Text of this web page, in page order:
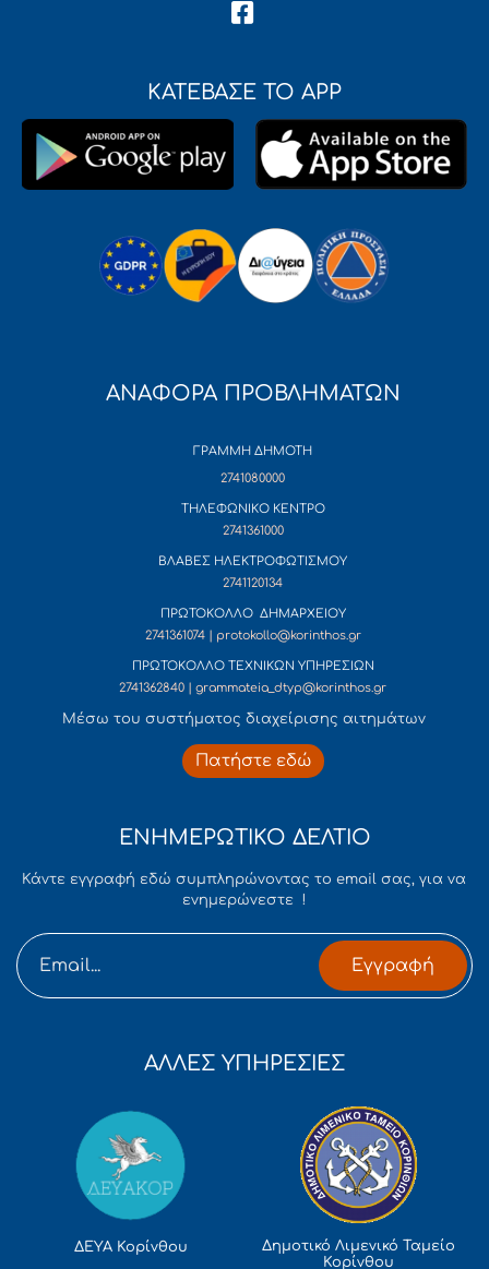
ΚΑΤΕΒΑΣΕ ΤΟ APP
ΑΝΑΦΟΡΑ ΠΡΟΒΛΗΜΑΤΩΝ
ΓΡΑΜΜΗ ΔΗΜΟΤΗ
2741080000
ΤΗΛΕΦΩΝΙΚΟ ΚΕΝΤΡΟ
2741361000
ΒΛΑΒΕΣ ΗΛΕΚΤΡΟΦΩΤΙΣΜΟΥ
2741120134
ΠΡΩΤΟΚΟΛΛΟ ΔΗΜΑΡΧΕΙΟΥ
2741361074 | protokollo@korinthos.gr
ΠΡΩΤΟΚΟΛΛΟ ΤΕΧΝΙΚΩΝ ΥΠΗΡΕΣΙΩΝ
2741362840 | grammateia_dtyp@korinthos.gr
Mέσω του συστήματος διαχείρισης αιτημάτων
Πατήστε εδώ
ΕΝΗΜΕΡΩΤΙΚΟ ΔΕΛΤΙΟ
Κάντε εγγραφή εδώ συμπληρώνοντας το email σας, για να
ενημερώνεστε !
Εγγραφή
ΑΛΛΕΣ ΥΠΗΡΕΣΙΕΣ
ΔΕΥΑ Κορίνθου
Δημοτικό Λιμενικό Ταμείο
Κορίνθου